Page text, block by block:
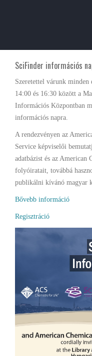
SciFinder információs
Szeretettel várunk minden
14:00 és 16:30 között a
Információs Központban
információs napra.
A rendezvényen az
Service képviselői
adatbázist és az American
folyóiratait, továbbá
publikálni kívánó magyar
Bővebb információ
Regisztráció